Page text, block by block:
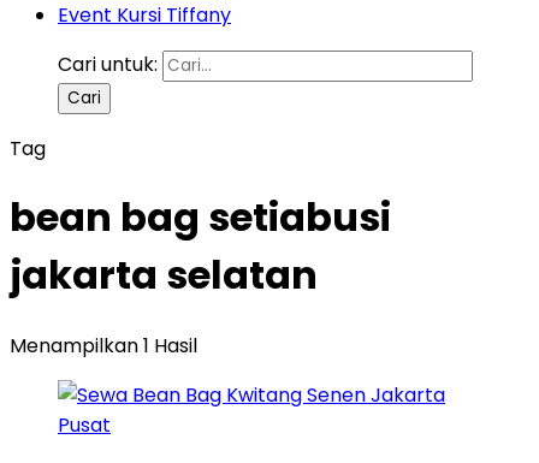
Event Kursi Tiffany
Cari untuk:
Tag
bean bag setiabusi
jakarta selatan
Menampilkan 1 Hasil